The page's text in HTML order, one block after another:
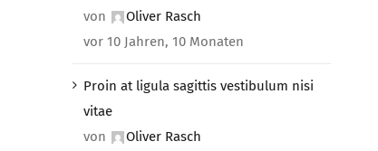
von
Oliver Rasch
vor 10 Jahren, 10 Monaten
Proin at ligula sagittis vestibulum nisi
vitae
von
Oliver Rasch